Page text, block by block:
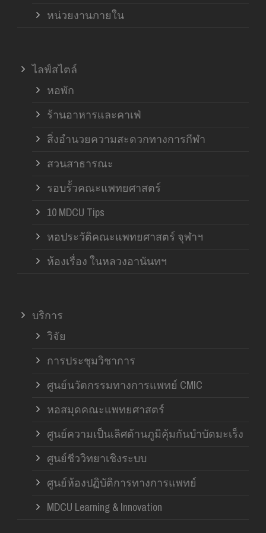
หน่วยงานภายใน
ไลฟ์สไตล์
หอพัก
ร้านอาหารและคาเฟ่
สิ่งอำนวยความสะดวกทางการกีฬา
สวนสาธารณะ
รอบรั้วคณะแพทยศาสตร์
10 MDCU Tips
หอประวัติคณะแพทยศาสตร์ จุฬาฯ
ห้องเรื่อง ในหลวงอานันทฯ
บริการ
วิจัย
การประชุมวิชาการ
ศูนย์นวัตกรรมทางการแพทย์ CMIC
หอสมุดคณะแพทยศาสตร์
ศูนย์ความเป็นเลิศด้านภูมิคุ้มกันบำบัดมะเร็ง
ศูนย์ชีววิทยาเชิงระบบ
ศูนย์ห้องปฏิบัติการทางการแพทย์
MDCU Learning & Innovation